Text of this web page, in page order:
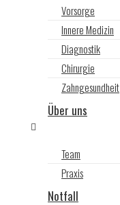
Vorsorge
Innere Medizin
Diagnostik
Chirurgie
Zahngesundheit
Über uns
Team
Praxis
Notfall